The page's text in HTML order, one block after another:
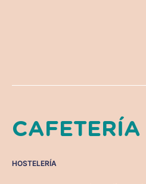
HOSTELERÍA